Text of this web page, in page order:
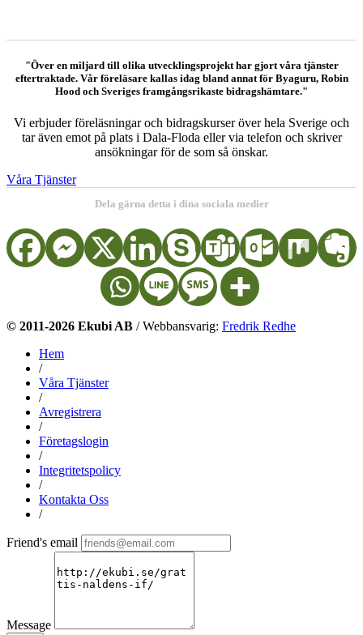
"Över en miljard till olika utvecklingsprojekt har gjort våra tjänster
eftertraktade. Vår föreläsare kallas idag bland annat för Byaguru, Robin
Hood och Sveriges framgångsrikaste bidragshämtare."
Vi erbjuder föreläsningar och bidragskurser över hela Sverige och
tar även emot på plats i Dala-Floda eller via telefon och skriver
ansökningar för de som så önskar.
Våra Tjänster
Dela gärna detta i dina sociala medier
© 2011-2026 Ekubi AB / Webbansvarig: Fredrik Redhe
Hem
/
Våra Tjänster
/
Avregistrera
/
Företagslogin
/
Integritetspolicy
/
Kontakta Oss
/
Friend's email
Message